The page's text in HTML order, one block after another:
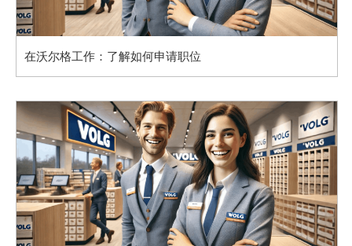
在沃尔格工作：了解如何申请职位